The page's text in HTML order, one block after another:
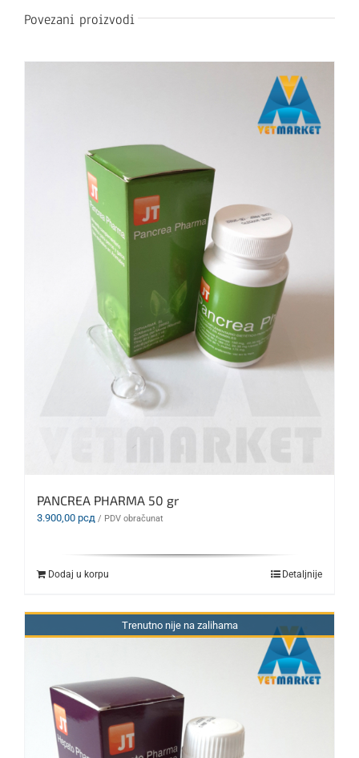
Povezani proizvodi
PANCREA PHARMA 50 gr
3.900,00 рсд / PDV obračunat
Dodaj u korpu Detaljnije
Trenutno nije na zalihama